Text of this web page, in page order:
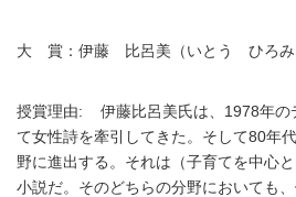
大 賞：伊藤 比呂美（いとう ひろみ
授賞理由: 伊藤比呂美氏は、1978年の
て女性詩を牽引してきた。そして80年
野に進出する。それは（子育てを中心
小説だ。そのどちらの分野においても